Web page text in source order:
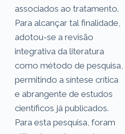
associados ao tratamento.
Para alcançar tal finalidade,
adotou-se a revisão
integrativa da literatura
como método de pesquisa,
permitindo a síntese crítica
e abrangente de estudos
científicos já publicados.
Para esta pesquisa, foram